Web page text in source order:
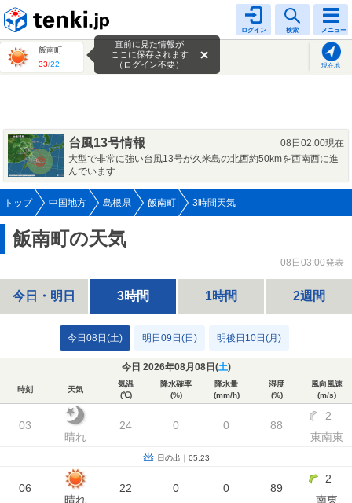
ログイン 検索 メニュー
飯南町
33/22 現在地
直前に見た情報が
ここに保存されます
（ログイン不要）
台風13号情報
08日02:00現在
大型で非常に強い台風13号が久米島の北西約50kmを西南西に進
んでいます
トップ 中国地方 島根県 飯南町 3時間天気
飯南町の天気
08日03:00発表
今日・明日 3時間 1時間 2週間
今日08日(土) 明日09日(日) 明後日10日(月)
今日 2026年08月08日(土)
時刻 天気
気温
(℃)
降水確率
(%)
降水量
(mm/h)
湿度
(%)
風向風速
(m/s)
03
晴れ
24 0 0 88
2
東南東
日の出｜05:23
06
晴れ
22 0 0 89
2
南東